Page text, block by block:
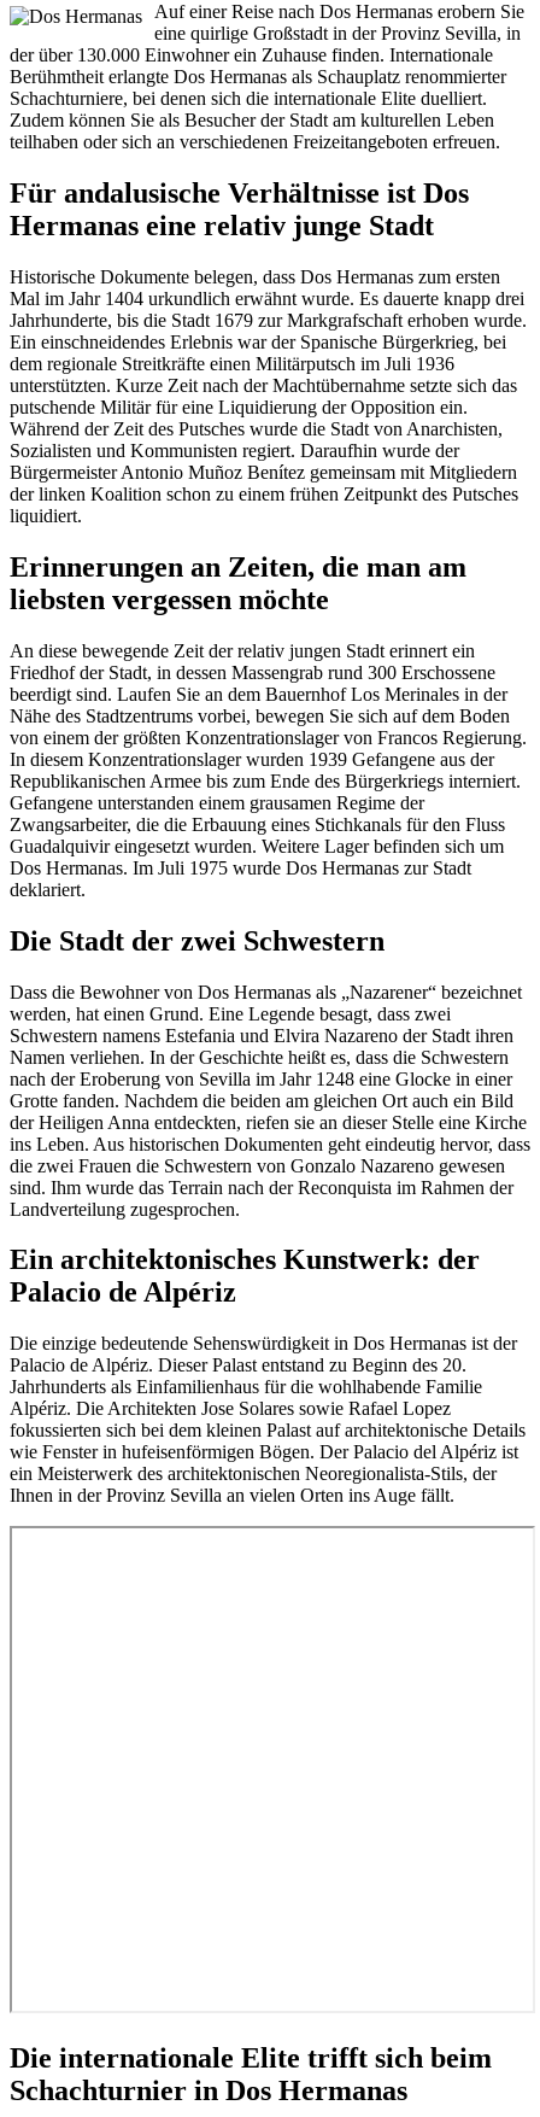
Auf einer Reise nach Dos Hermanas erobern Sie
eine quirlige Großstadt in der Provinz Sevilla, in
der über 130.000 Einwohner ein Zuhause finden. Internationale
Berühmtheit erlangte Dos Hermanas als Schauplatz renommierter
Schachturniere, bei denen sich die internationale Elite duelliert.
Zudem können Sie als Besucher der Stadt am kulturellen Leben
teilhaben oder sich an verschiedenen Freizeitangeboten erfreuen.
Für andalusische Verhältnisse ist Dos
Hermanas eine relativ junge Stadt
Historische Dokumente belegen, dass Dos Hermanas zum ersten
Mal im Jahr 1404 urkundlich erwähnt wurde. Es dauerte knapp drei
Jahrhunderte, bis die Stadt 1679 zur Markgrafschaft erhoben wurde.
Ein einschneidendes Erlebnis war der Spanische Bürgerkrieg, bei
dem regionale Streitkräfte einen Militärputsch im Juli 1936
unterstützten. Kurze Zeit nach der Machtübernahme setzte sich das
putschende Militär für eine Liquidierung der Opposition ein.
Während der Zeit des Putsches wurde die Stadt von Anarchisten,
Sozialisten und Kommunisten regiert. Daraufhin wurde der
Bürgermeister Antonio Muñoz Benítez gemeinsam mit Mitgliedern
der linken Koalition schon zu einem frühen Zeitpunkt des Putsches
liquidiert.
Erinnerungen an Zeiten, die man am
liebsten vergessen möchte
An diese bewegende Zeit der relativ jungen Stadt erinnert ein
Friedhof der Stadt, in dessen Massengrab rund 300 Erschossene
beerdigt sind. Laufen Sie an dem Bauernhof Los Merinales in der
Nähe des Stadtzentrums vorbei, bewegen Sie sich auf dem Boden
von einem der größten Konzentrationslager von Francos Regierung.
In diesem Konzentrationslager wurden 1939 Gefangene aus der
Republikanischen Armee bis zum Ende des Bürgerkriegs interniert.
Gefangene unterstanden einem grausamen Regime der
Zwangsarbeiter, die die Erbauung eines Stichkanals für den Fluss
Guadalquivir eingesetzt wurden. Weitere Lager befinden sich um
Dos Hermanas. Im Juli 1975 wurde Dos Hermanas zur Stadt
deklariert.
Die Stadt der zwei Schwestern
Dass die Bewohner von Dos Hermanas als „Nazarener“ bezeichnet
werden, hat einen Grund. Eine Legende besagt, dass zwei
Schwestern namens Estefania und Elvira Nazareno der Stadt ihren
Namen verliehen. In der Geschichte heißt es, dass die Schwestern
nach der Eroberung von Sevilla im Jahr 1248 eine Glocke in einer
Grotte fanden. Nachdem die beiden am gleichen Ort auch ein Bild
der Heiligen Anna entdeckten, riefen sie an dieser Stelle eine Kirche
ins Leben. Aus historischen Dokumenten geht eindeutig hervor, dass
die zwei Frauen die Schwestern von Gonzalo Nazareno gewesen
sind. Ihm wurde das Terrain nach der Reconquista im Rahmen der
Landverteilung zugesprochen.
Ein architektonisches Kunstwerk: der
Palacio de Alpériz
Die einzige bedeutende Sehenswürdigkeit in Dos Hermanas ist der
Palacio de Alpériz. Dieser Palast entstand zu Beginn des 20.
Jahrhunderts als Einfamilienhaus für die wohlhabende Familie
Alpériz. Die Architekten Jose Solares sowie Rafael Lopez
fokussierten sich bei dem kleinen Palast auf architektonische Details
wie Fenster in hufeisenförmigen Bögen. Der Palacio del Alpériz ist
ein Meisterwerk des architektonischen Neoregionalista-Stils, der
Ihnen in der Provinz Sevilla an vielen Orten ins Auge fällt.
Die internationale Elite trifft sich beim
Schachturnier in Dos Hermanas